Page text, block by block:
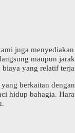
juga
maupun
yang relatif
berkaitan
hidup bahagia.